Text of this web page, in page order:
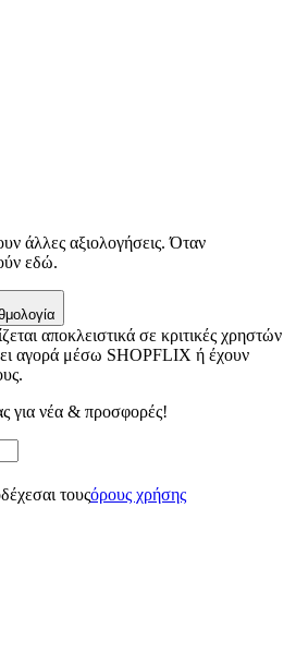
μέσων κοινωνικής
άλλες αξιολογήσεις. Όταν
εδώ.
αποκλειστικά σε κριτικές χρηστών
αγορά μέσω SHOPFLIX ή έχουν
για νέα & προσφορές!
τουςόρους χρήσης